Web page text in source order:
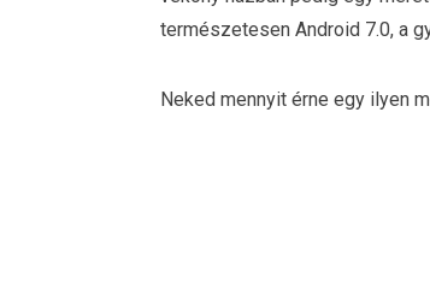
természetesen Android 7.0, a
Neked mennyit érne egy ilyen